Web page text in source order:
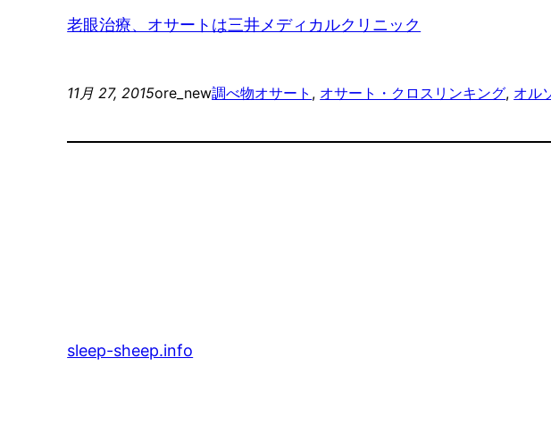
老眼治療、オサートは三井メディカルクリニック
11月 27, 2015ore_new調べ物オサート , オサート・クロスリンキング, オル
sleep-sheep.info